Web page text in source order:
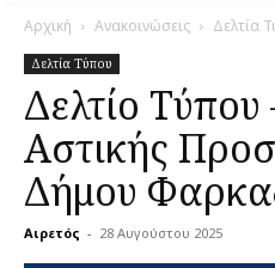
Αρχική Ανακοινώσεις Δελτία
Δελτία Τύπου
Δελτίο Τύπου
Αστικής
Δήμου
Αιρετός - 28 Αυγούστου 2025